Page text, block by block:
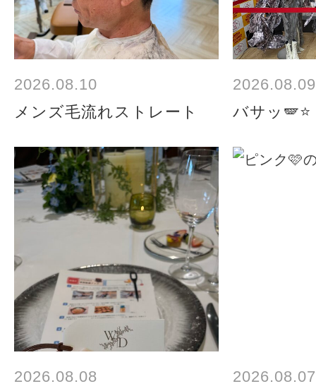
2026.08.10
メンズ毛流れストレート
2026.08.09
バサッ🪽⭐️
2026.08.08
2026.08.07